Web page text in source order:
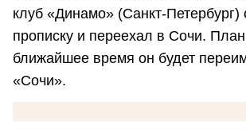
клуб «Динамо» (Санкт-Петербург)
прописку и переехал в Сочи.
ближайшее время он будет
«Сочи».